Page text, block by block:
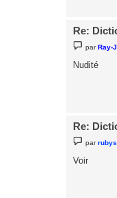
Re:
e
s
parRay-J
Nudité
Re:
e
s
s
parrubys
Voir